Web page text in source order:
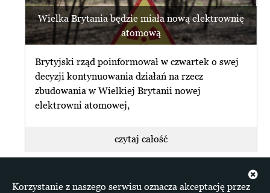
Wielka Brytania będzie miała nową elektrownię
atomową
Brytyjski rząd poinformował w czwartek o swej
decyzji kontynuowania działań na rzecz
zbudowania w Wielkiej Brytanii nowej
elektrowni atomowej,
czytaj całość
Korzystanie z naszego serwisu oznacza akceptację przez